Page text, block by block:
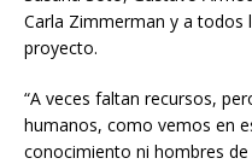
Carla Zimmerman y a todos
proyecto.
“A veces faltan recursos,
humanos, como vemos en
conocimiento ni hombres